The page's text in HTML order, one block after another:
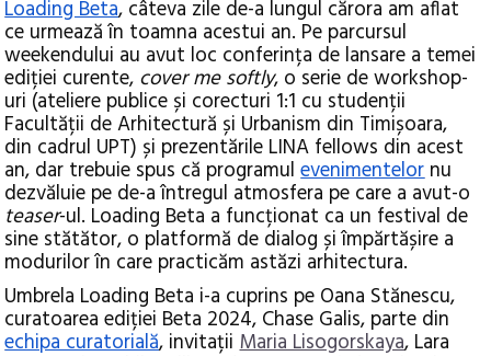
Loading Beta, câteva zile de-a lungul cărora am aflat
ce urmează în toamna acestui an. Pe parcursul
weekendului au avut loc conferința de lansare a temei
ediției curente, cover me softly, o serie de workshop-
uri (ateliere publice și corecturi 1:1 cu studenții
Facultății de Arhitectură și Urbanism din Timișoara,
din cadrul UPT) și prezentările LINA fellows din acest
an, dar trebuie spus că programulevenimentelornu
dezvăluie pe de-a întregul atmosfera pe care a avut-o
teaser-ul. Loading Beta a funcționat ca un festival de
sine stătător, o platformă de dialog și împărtășire a
modurilor în care practicăm astăzi arhitectura.
Umbrela Loading Beta i-a cuprins pe Oana Stănescu,
curatoarea ediției Beta 2024, Chase Galis, parte din
echipa curatorială, invitațiiMaria Lisogorskaya, Lara